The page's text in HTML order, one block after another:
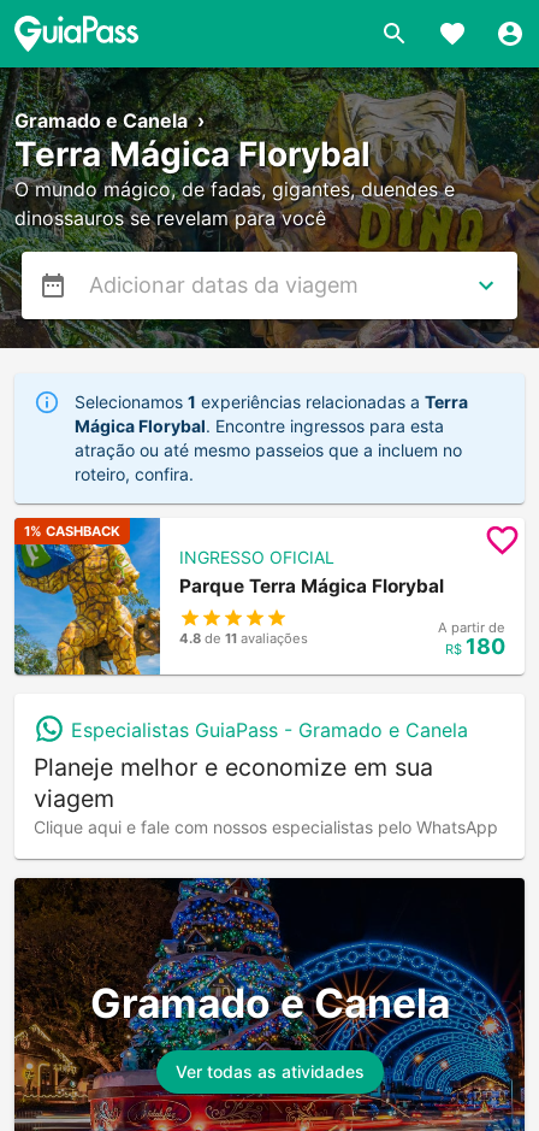
Gramado e Canela ›
Terra Mágica Florybal
O mundo mágico, de fadas, gigantes, duendes e
dinossauros se revelam para você
Selecionamos 1 experiências relacionadas a Terra
Mágica Florybal. Encontre ingressos para esta
atração ou até mesmo passeios que a incluem no
roteiro, confira.
1% CASHBACK
INGRESSO OFICIAL
Parque Terra Mágica Florybal
4.8 de 11 avaliações
A partir de
R$ 180
Especialistas GuiaPass - Gramado e Canela
Planeje melhor e economize em sua
viagem
Clique aqui e fale com nossos especialistas pelo WhatsApp
Gramado e Canela
Ver todas as atividades